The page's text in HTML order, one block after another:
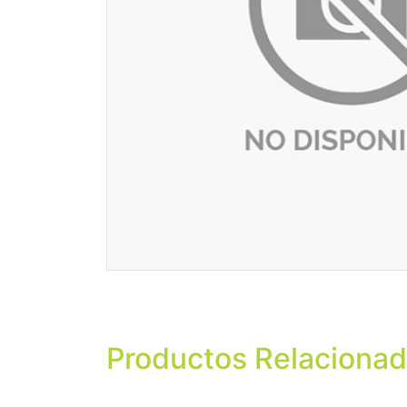
Productos